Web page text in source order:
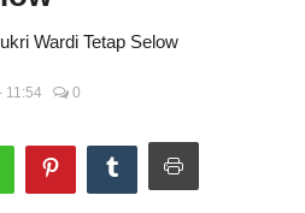
Wardi Tetap Selow
11:54 0